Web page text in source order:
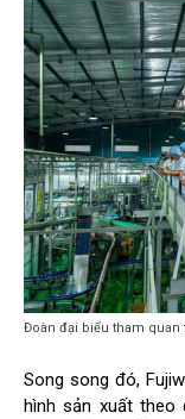
Đoàn đại biểu tham quan
Song song đó,
hình sản xuất theo